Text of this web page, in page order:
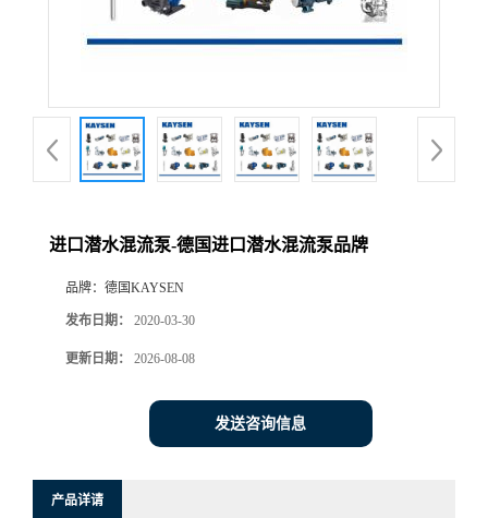
进口潜水混流泵-德国进口潜水混流泵品牌
品牌： 德国KAYSEN
发布日期： 2020-03-30
更新日期： 2026-08-08
发送咨询信息
产品详请